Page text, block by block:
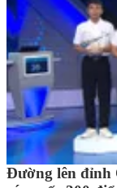
Đường lên đỉnh